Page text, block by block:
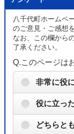
八千代町ホームペ
のご意見・ご感想
なお、この欄から
了承ください。
Q.このページは
非常に役
役に立っ
どちらと